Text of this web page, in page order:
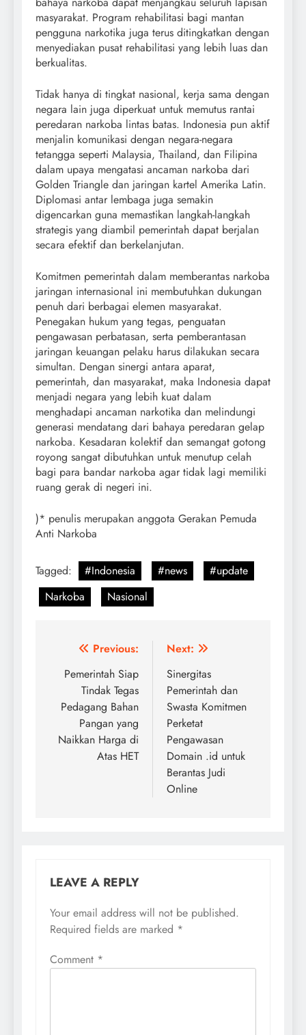
masyarakat. Program rehabilitasi bagi mantan
pengguna narkotika juga terus ditingkatkan dengan
menyediakan pusat rehabilitasi yang lebih luas dan
berkualitas.
Tidak hanya di tingkat nasional, kerja sama dengan
negara lain juga diperkuat untuk memutus rantai
peredaran narkoba lintas batas. Indonesia pun aktif
menjalin komunikasi dengan negara-negara
tetangga seperti Malaysia, Thailand, dan Filipina
dalam upaya mengatasi ancaman narkoba dari
Golden Triangle dan jaringan kartel Amerika Latin.
Diplomasi antar lembaga juga semakin
digencarkan guna memastikan langkah-langkah
strategis yang diambil pemerintah dapat berjalan
secara efektif dan berkelanjutan.
Komitmen pemerintah dalam memberantas narkoba
jaringan internasional ini membutuhkan dukungan
penuh dari berbagai elemen masyarakat.
Penegakan hukum yang tegas, penguatan
pengawasan perbatasan, serta pemberantasan
jaringan keuangan pelaku harus dilakukan secara
simultan. Dengan sinergi antara aparat,
pemerintah, dan masyarakat, maka Indonesia dapat
menjadi negara yang lebih kuat dalam
menghadapi ancaman narkotika dan melindungi
generasi mendatang dari bahaya peredaran gelap
narkoba. Kesadaran kolektif dan semangat gotong
royong sangat dibutuhkan untuk menutup celah
bagi para bandar narkoba agar tidak lagi memiliki
ruang gerak di negeri ini.
)* penulis merupakan anggota Gerakan Pemuda
Anti Narkoba
Tagged: #Indonesia #news
#update
Narkoba
Nasional
Post
navigation
Previous:
Pemerintah Siap
Tindak Tegas
Pedagang Bahan
Pangan yang
Naikkan Harga di
Atas HET
Next:
Sinergitas
Pemerintah dan
Swasta Komitmen
Perketat
Pengawasan
Domain .id untuk
Berantas Judi
Online
LEAVE A REPLY
Your email address will not be published.
Required fields are marked *
Comment *